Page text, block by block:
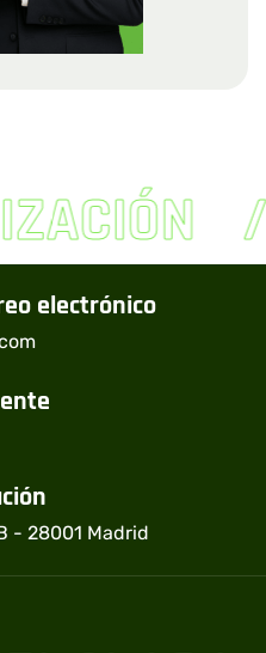
electrónico
- 28001 Madrid